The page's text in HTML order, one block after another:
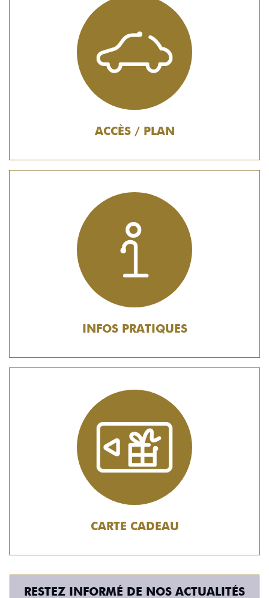
ACCÈS / PLAN
INFOS PRATIQUES
CARTE CADEAU
RESTEZ INFORMÉ DE NOS ACTUALITÉS